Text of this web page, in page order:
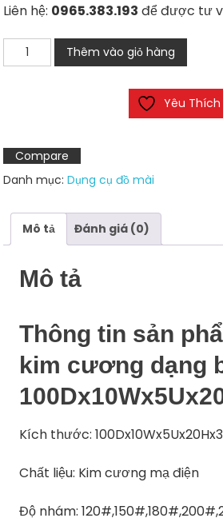
Liên hệ: 0965.383.193 để được tư
mài
bát
11C9
100Dx10Wx5Ux20Hx35T
lượng
Thêm vào giỏ hàng
Yêu Thích
Compare
Danh mục:Dụng cụ đồ mài
Mô tả Đánh giá (0)
Mô tả
Thông tin sản
kim cương dạng
Kích thước:
Chất liệu: Kim cương mạ điện
Độ nhám: